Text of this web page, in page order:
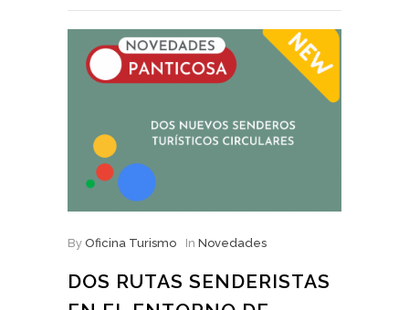
By Oficina Turismo In Novedades
DOS RUTAS SENDERISTAS